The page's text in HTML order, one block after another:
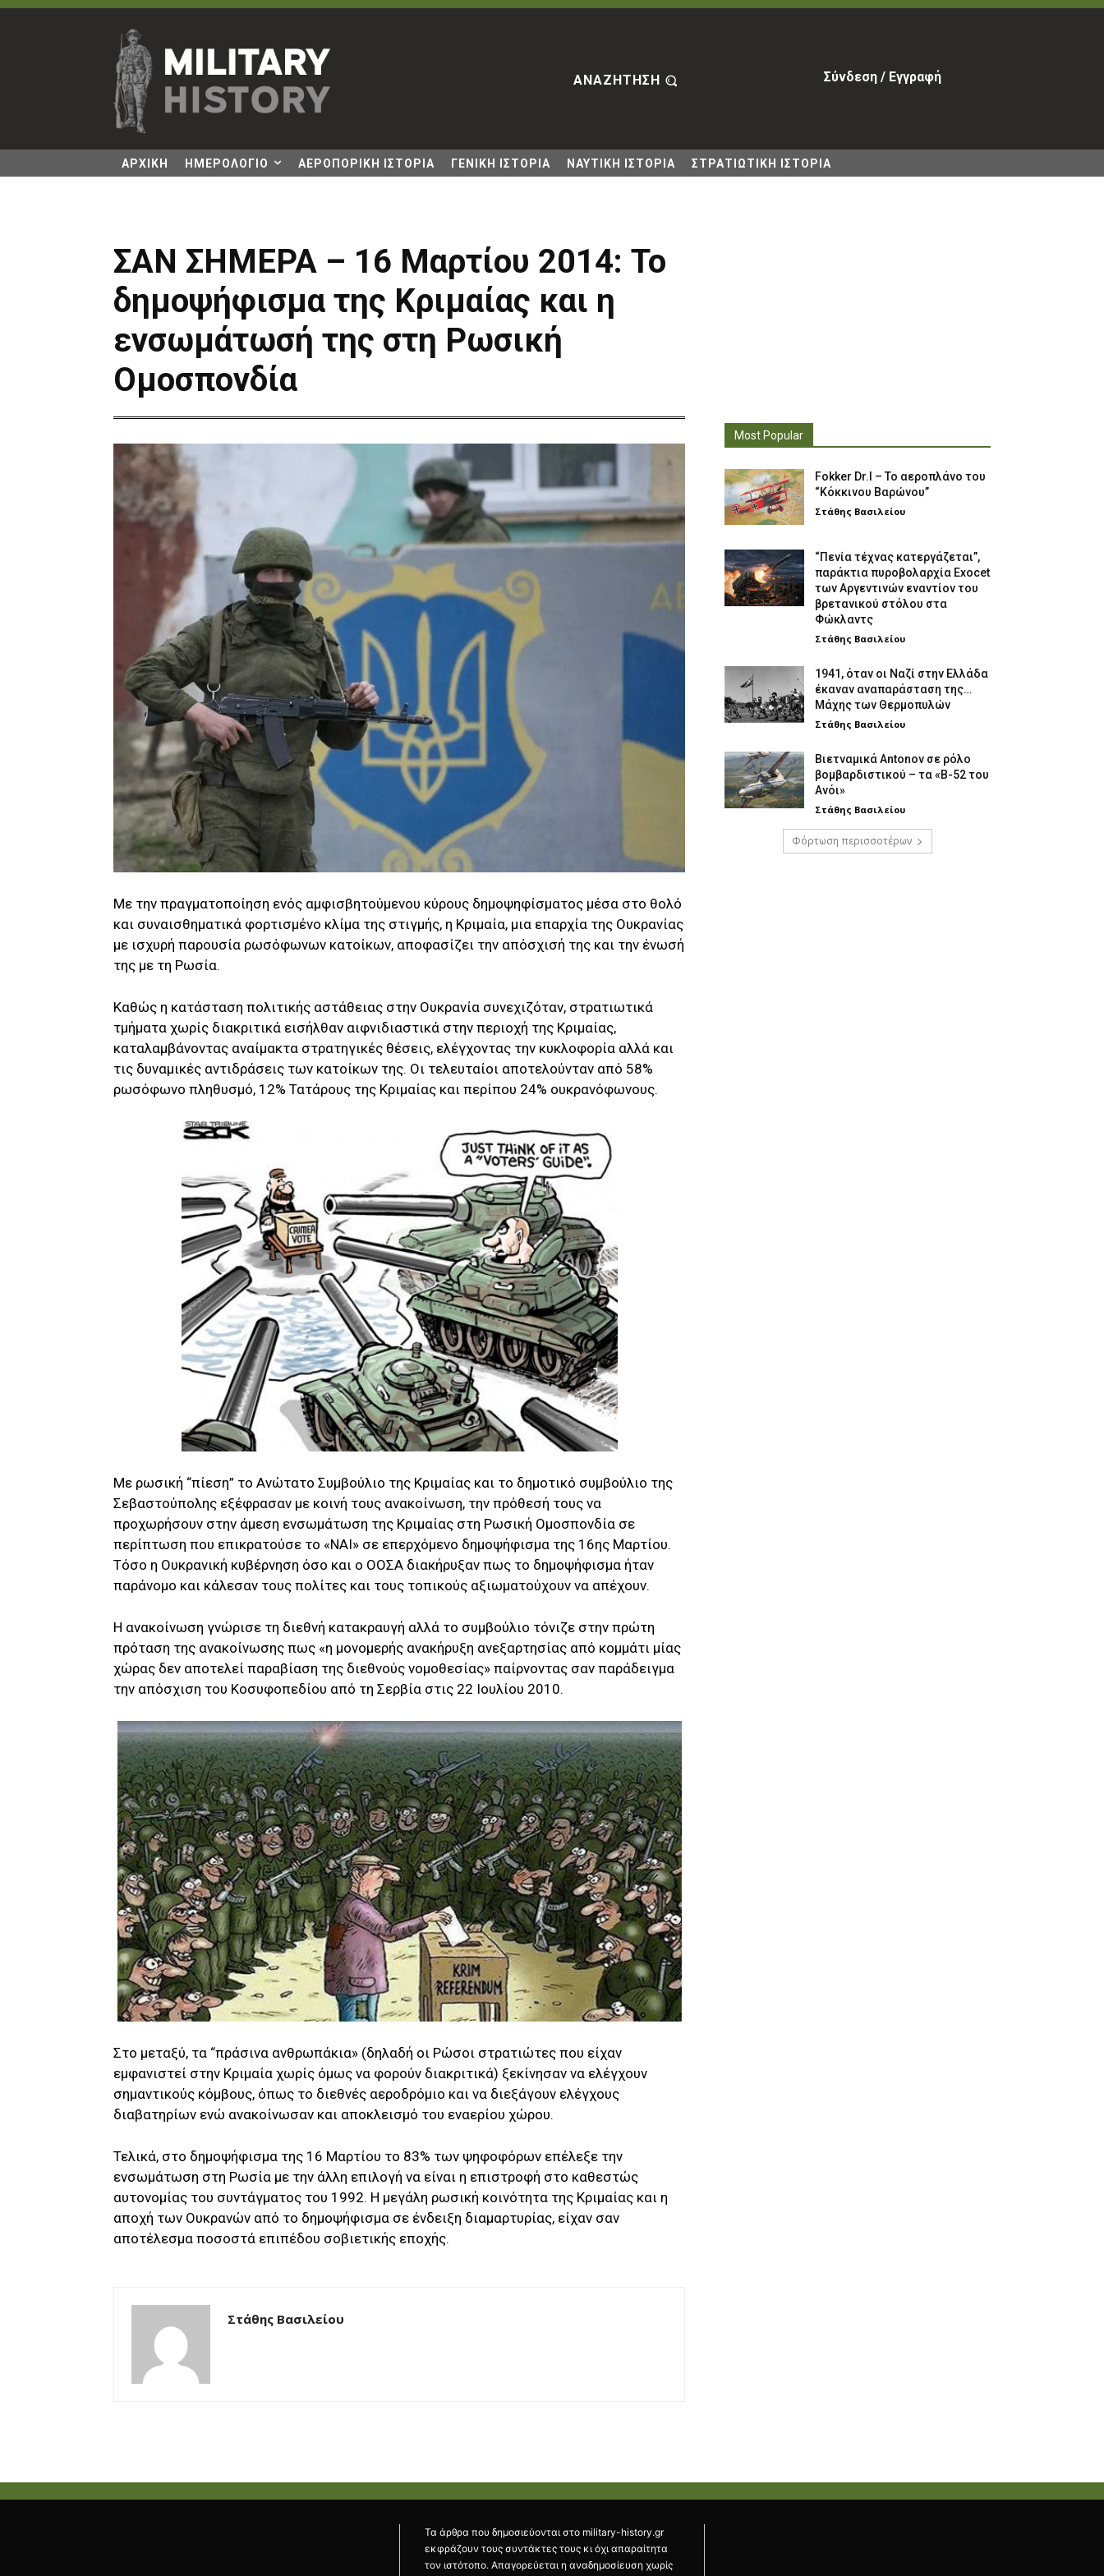
ΑΝΑΖΗΤΗΣΗ Σύνδεση / Εγγραφή
ΑΡΧΙΚΗ ΗΜΕΡΟΛΟΓΙΟ ΑΕΡΟΠΟΡΙΚΗ ΙΣΤΟΡΙΑ ΓΕΝΙΚΗ ΙΣΤΟΡΙΑ ΝΑΥΤΙΚΗ ΙΣΤΟΡΙΑ ΣΤΡΑΤΙΩΤΙΚΗ ΙΣΤΟΡΙΑ
ΣΑΝ ΣΗΜΕΡΑ – 16 Μαρτίου 2014: Το
δημοψήφισμα της Κριμαίας και η
ενσωμάτωσή της στη Ρωσική
Ομοσπονδία
Με την πραγματοποίηση ενός αμφισβητούμενου κύρους δημοψηφίσματος μέσα στο θολό
και συναισθηματικά φορτισμένο κλίμα της στιγμής, η Κριμαία, μια επαρχία της Ουκρανίας
με ισχυρή παρουσία ρωσόφωνων κατοίκων, αποφασίζει την απόσχισή της και την ένωσή
της με τη Ρωσία.
Καθώς η κατάσταση πολιτικής αστάθειας στην Ουκρανία συνεχιζόταν, στρατιωτικά
τμήματα χωρίς διακριτικά εισήλθαν αιφνιδιαστικά στην περιοχή της Κριμαίας,
καταλαμβάνοντας αναίμακτα στρατηγικές θέσεις, ελέγχοντας την κυκλοφορία αλλά και
τις δυναμικές αντιδράσεις των κατοίκων της. Οι τελευταίοι αποτελούνταν από 58%
ρωσόφωνο πληθυσμό, 12% Τατάρους της Κριμαίας και περίπου 24% ουκρανόφωνους.
Με ρωσική “πίεση” το Ανώτατο Συμβούλιο της Κριμαίας και το δημοτικό συμβούλιο της
Σεβαστούπολης εξέφρασαν με κοινή τους ανακοίνωση, την πρόθεσή τους να
προχωρήσουν στην άμεση ενσωμάτωση της Κριμαίας στη Ρωσική Ομοσπονδία σε
περίπτωση που επικρατούσε το «ΝΑΙ» σε επερχόμενο δημοψήφισμα της 16ης Μαρτίου.
Τόσο η Ουκρανική κυβέρνηση όσο και ο ΟΟΣΑ διακήρυξαν πως το δημοψήφισμα ήταν
παράνομο και κάλεσαν τους πολίτες και τους τοπικούς αξιωματούχουν να απέχουν.
Η ανακοίνωση γνώρισε τη διεθνή κατακραυγή αλλά το συμβούλιο τόνιζε στην πρώτη
πρόταση της ανακοίνωσης πως «η μονομερής ανακήρυξη ανεξαρτησίας από κομμάτι μίας
χώρας δεν αποτελεί παραβίαση της διεθνούς νομοθεσίας» παίρνοντας σαν παράδειγμα
την απόσχιση του Κοσυφοπεδίου από τη Σερβία στις 22 Ιουλίου 2010.
Στο μεταξύ, τα “πράσινα ανθρωπάκια» (δηλαδή οι Ρώσοι στρατιώτες που είχαν
εμφανιστεί στην Κριμαία χωρίς όμως να φορούν διακριτικά) ξεκίνησαν να ελέγχουν
σημαντικούς κόμβους, όπως το διεθνές αεροδρόμιο και να διεξάγουν ελέγχους
διαβατηρίων ενώ ανακοίνωσαν και αποκλεισμό του εναερίου χώρου.
Τελικά, στο δημοψήφισμα της 16 Μαρτίου το 83% των ψηφοφόρων επέλεξε την
ενσωμάτωση στη Ρωσία με την άλλη επιλογή να είναι η επιστροφή στο καθεστώς
αυτονομίας του συντάγματος του 1992. Η μεγάλη ρωσική κοινότητα της Κριμαίας και η
αποχή των Ουκρανών από το δημοψήφισμα σε ένδειξη διαμαρτυρίας, είχαν σαν
αποτέλεσμα ποσοστά επιπέδου σοβιετικής εποχής.
Στάθης Βασιλείου
Most Popular
Fokker Dr.I – To αεροπλάνο του
“Κόκκινου Βαρώνου”
Στάθης Βασιλείου
“Πενία τέχνας κατεργάζεται”,
παράκτια πυροβολαρχία Exocet
των Αργεντινών εναντίον του
βρετανικού στόλου στα
Φώκλαντς
Στάθης Βασιλείου
1941, όταν οι Ναζί στην Ελλάδα
έκαναν αναπαράσταση της…
Μάχης των Θερμοπυλών
Στάθης Βασιλείου
Βιετναμικά Antonov σε ρόλο
βομβαρδιστικού – τα «Β-52 του
Ανόι»
Στάθης Βασιλείου
Φόρτωση περισσοτέρων
Τα άρθρα που δημοσιεύονται στο military-history.gr
εκφράζουν τους συντάκτες τους κι όχι απαραίτητα
τον ιστότοπο. Απαγορεύεται η αναδημοσίευση χωρίς